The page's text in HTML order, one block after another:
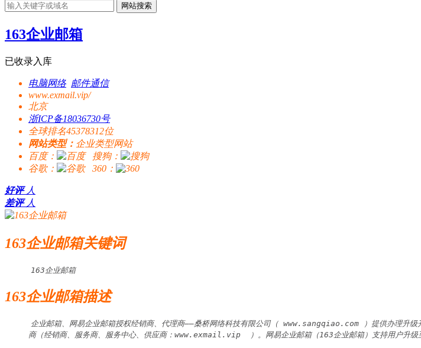
网站搜索
163企业邮箱
已收录入库
电脑网络 邮件通信
www.exmail.vip/
北京
浙ICP备18036730号
全球排名45378312位
网站类型： 企业类型网站
百度：
搜狗：
谷歌：
360：
好评 人
差评 人
163企业邮箱关键词
163企业邮箱
163企业邮箱描述
企业邮箱、网易企业邮箱授权经销商、代理商——桑桥网络科技有限公司（ www.sangqiao.com ）提供办理升
商（经销商、服务商、服务中心、供应商：www.exmail.vip  ）。网易企业邮箱（163企业邮箱）支持用户升级